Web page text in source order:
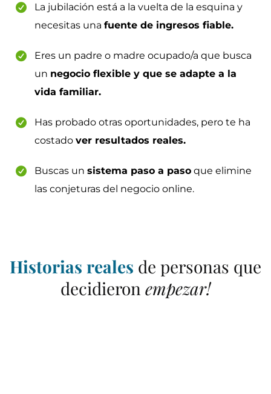
La jubilación está a la vuelta de la esquina y
necesitas una fuente de ingresos fiable.
Eres un padre o madre ocupado/a que busca
un negocio flexible y que se adapte a la
vida familiar.
Has probado otras oportunidades, pero te ha
costado ver resultados reales.
Buscas un sistema paso a pasoque elimine
las conjeturas del negocio online.
Historias reales de personas que
decidieron empezar!